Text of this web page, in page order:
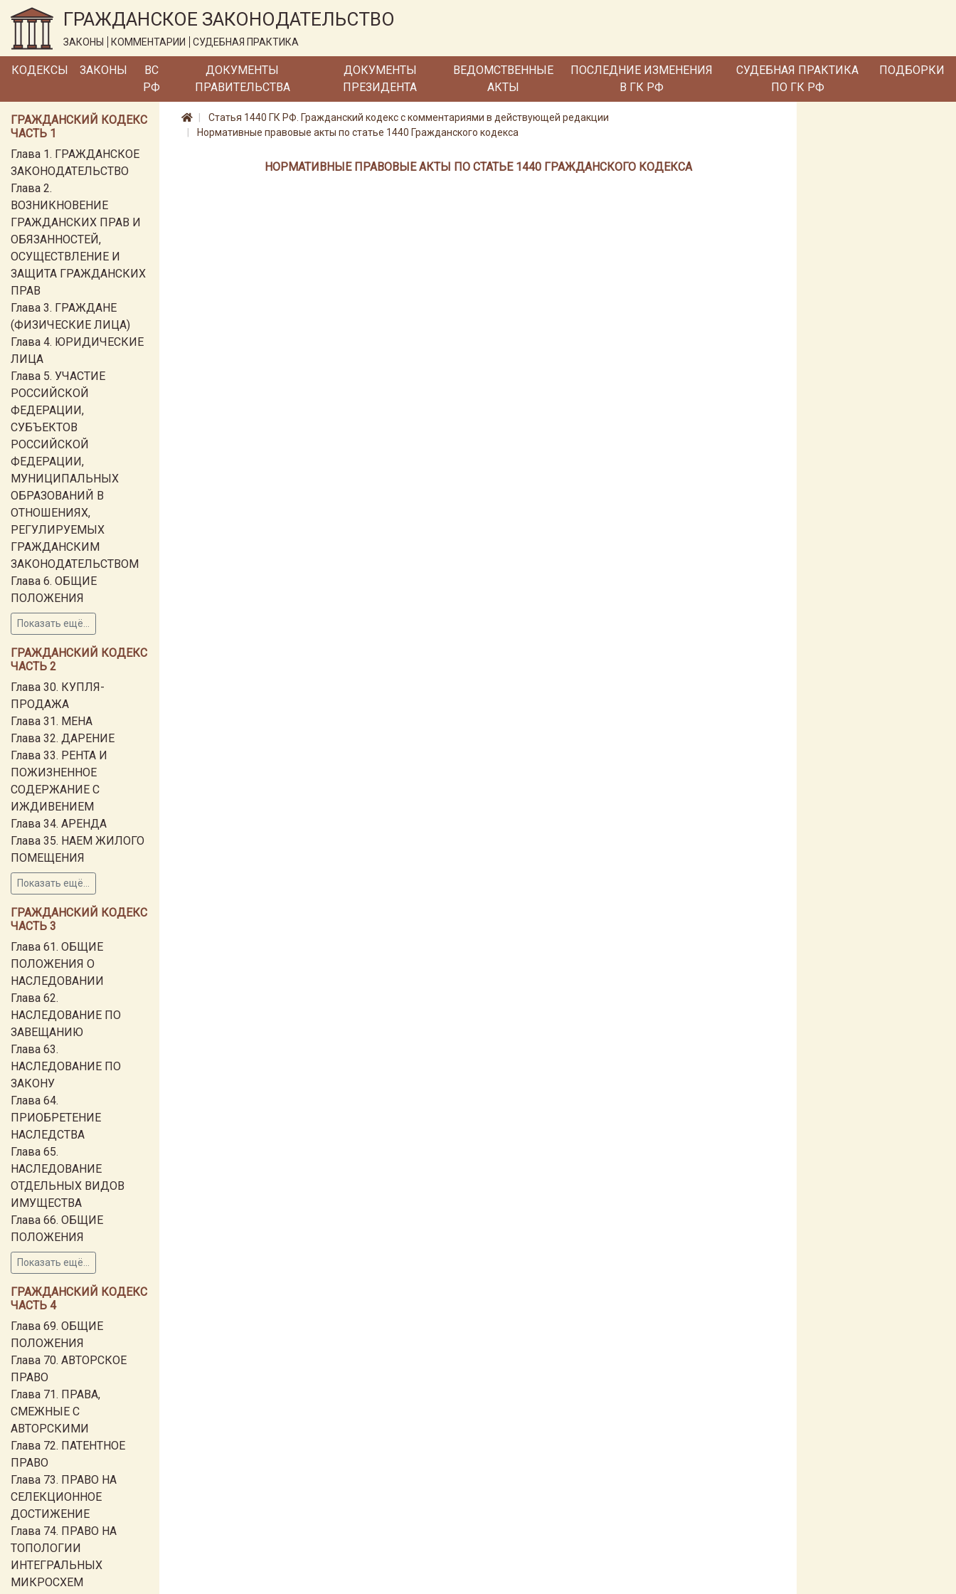
ГРАЖДАНСКОЕ ЗАКОНОДАТЕЛЬСТВО
ЗАКОНЫ КОММЕНТАРИИ СУДЕБНАЯ ПРАКТИКА
КОДЕКСЫ ЗАКОНЫ
ВС
РФ
ДОКУМЕНТЫ
ПРАВИТЕЛЬСТВА
ДОКУМЕНТЫ
ПРЕЗИДЕНТА
ВЕДОМСТВЕННЫЕ
АКТЫ
ПОСЛЕДНИЕ ИЗМЕНЕНИЯ
В ГК РФ
СУДЕБНАЯ ПРАКТИКА
ПО ГК РФ
ПОДБОРКИ
ГРАЖДАНСКИЙ КОДЕКС
ЧАСТЬ 1
Глава 1. ГРАЖДАНСКОЕ
ЗАКОНОДАТЕЛЬСТВО
Глава 2.
ВОЗНИКНОВЕНИЕ
ГРАЖДАНСКИХ ПРАВ И
ОБЯЗАННОСТЕЙ,
ОСУЩЕСТВЛЕНИЕ И
ЗАЩИТА ГРАЖДАНСКИХ
ПРАВ
Глава 3. ГРАЖДАНЕ
(ФИЗИЧЕСКИЕ ЛИЦА)
Глава 4. ЮРИДИЧЕСКИЕ
ЛИЦА
Глава 5. УЧАСТИЕ
РОССИЙСКОЙ
ФЕДЕРАЦИИ,
СУБЪЕКТОВ
РОССИЙСКОЙ
ФЕДЕРАЦИИ,
МУНИЦИПАЛЬНЫХ
ОБРАЗОВАНИЙ В
ОТНОШЕНИЯХ,
РЕГУЛИРУЕМЫХ
ГРАЖДАНСКИМ
ЗАКОНОДАТЕЛЬСТВОМ
Глава 6. ОБЩИЕ
ПОЛОЖЕНИЯ
Показать ещё...
ГРАЖДАНСКИЙ КОДЕКС
ЧАСТЬ 2
Глава 30. КУПЛЯ-
ПРОДАЖА
Глава 31. МЕНА
Глава 32. ДАРЕНИЕ
Глава 33. РЕНТА И
ПОЖИЗНЕННОЕ
СОДЕРЖАНИЕ С
ИЖДИВЕНИЕМ
Глава 34. АРЕНДА
Глава 35. НАЕМ ЖИЛОГО
ПОМЕЩЕНИЯ
Показать ещё...
ГРАЖДАНСКИЙ КОДЕКС
ЧАСТЬ 3
Глава 61. ОБЩИЕ
ПОЛОЖЕНИЯ О
НАСЛЕДОВАНИИ
Глава 62.
НАСЛЕДОВАНИЕ ПО
ЗАВЕЩАНИЮ
Глава 63.
НАСЛЕДОВАНИЕ ПО
ЗАКОНУ
Глава 64.
ПРИОБРЕТЕНИЕ
НАСЛЕДСТВА
Глава 65.
НАСЛЕДОВАНИЕ
ОТДЕЛЬНЫХ ВИДОВ
ИМУЩЕСТВА
Глава 66. ОБЩИЕ
ПОЛОЖЕНИЯ
Показать ещё...
ГРАЖДАНСКИЙ КОДЕКС
ЧАСТЬ 4
Глава 69. ОБЩИЕ
ПОЛОЖЕНИЯ
Глава 70. АВТОРСКОЕ
ПРАВО
Глава 71. ПРАВА,
СМЕЖНЫЕ С
АВТОРСКИМИ
Глава 72. ПАТЕНТНОЕ
ПРАВО
Глава 73. ПРАВО НА
СЕЛЕКЦИОННОЕ
ДОСТИЖЕНИЕ
Глава 74. ПРАВО НА
ТОПОЛОГИИ
ИНТЕГРАЛЬНЫХ
МИКРОСХЕМ
Статья 1440 ГК РФ. Гражданский кодекс с комментариями в действующей редакции
Нормативные правовые акты по статье 1440 Гражданского кодекса
НОРМАТИВНЫЕ ПРАВОВЫЕ АКТЫ ПО СТАТЬЕ 1440 ГРАЖДАНСКОГО КОДЕКСА